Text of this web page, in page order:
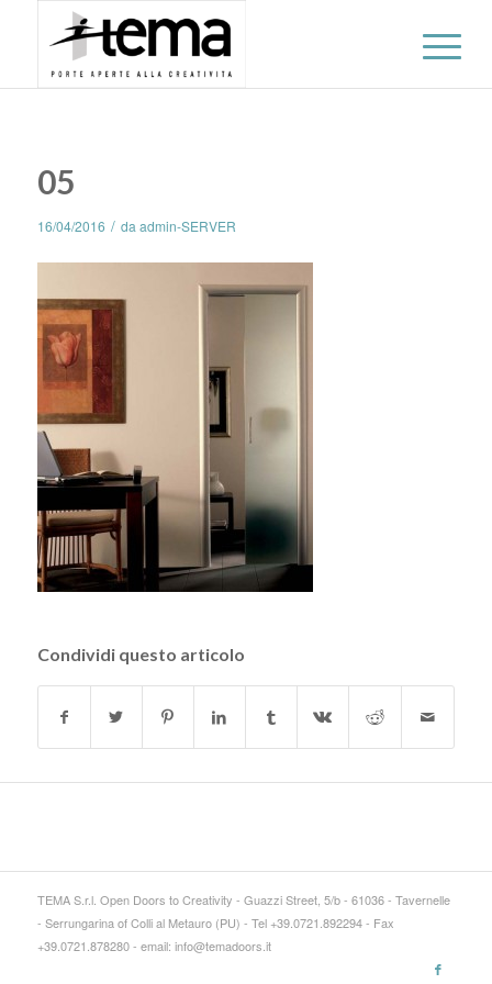
05
16/04/2016 / da admin-SERVER
Condividi questo articolo
TEMA S.r.l. Open Doors to Creativity - Guazzi Street, 5/b - 61036 - Tavernelle
- Serrungarina of Colli al Metauro (PU) - Tel +39.0721.892294 - Fax
+39.0721.878280 - email: info@temadoors.it